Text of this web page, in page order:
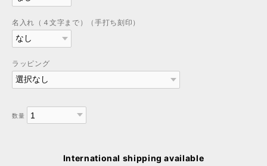
名入れ（４文字まで）（手打ち刻印）
ラッピング
数量
International shipping available